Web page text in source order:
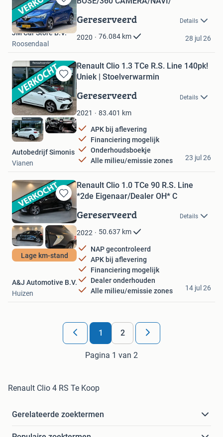
Bewaren
in
Mijn
Favorieten
Gereserveerd Details
2020 76.084 km
JM Car Store B.V.
Roosendaal
28 jul 26
Bewaren
in
Mijn
Favorieten
Renault Clio 1.3 TCe R.S. Line 140pk!
Uniek | Stoelverwarmin
Gereserveerd Details
2021 83.401 km
APK bij aflevering
Financiering mogelijk
Onderhoudsboekje
Alle milieu/emissie zones
Autobedrijf Simonis
Vianen
23 jul 26
Bewaren
in
Mijn
Favorieten
Lage km-stand
Renault Clio 1.0 TCe 90 R.S. Line
*2de Eigenaar/Dealer OH* C
Gereserveerd Details
2022 50.637 km
NAP gecontroleerd
APK bij aflevering
Financiering mogelijk
Dealer onderhouden
Alle milieu/emissie zones
A&J Automotive B.V.
Huizen
14 jul 26
1 2
Pagina 1 van 2
Renault Clio 4 RS Te Koop
Gerelateerde zoektermen